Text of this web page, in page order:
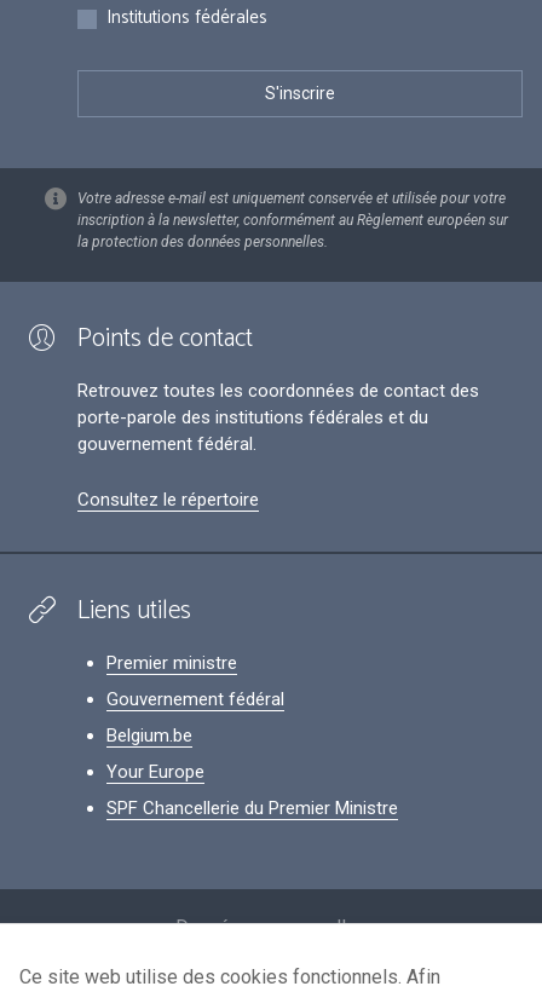
Institutions fédérales
Votre adresse e-mail est uniquement conservée et utilisée pour votre
inscription à la newsletter, conformément au Règlement européen sur
la protection des données personnelles.
Points de contact
Retrouvez toutes les coordonnées de contact des
porte-parole des institutions fédérales et du
gouvernement fédéral.
Consultez le répertoire
Liens utiles
Premier ministre
Gouvernement fédéral
Belgium.be
Your Europe
SPF Chancellerie du Premier Ministre
Données personnelles
Conditions de réutilisation
Ce site web utilise des cookies fonctionnels. Afin